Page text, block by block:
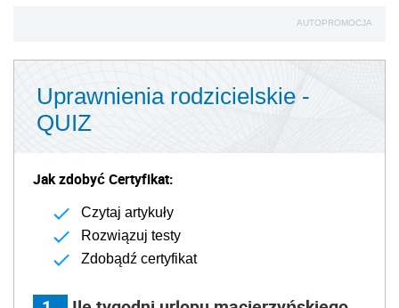
AUTOPROMOCJA
Uprawnienia rodzicielskie -
QUIZ
Jak zdobyć Certyfikat:
Czytaj artykuły
Rozwiązuj testy
Zdobądź certyfikat